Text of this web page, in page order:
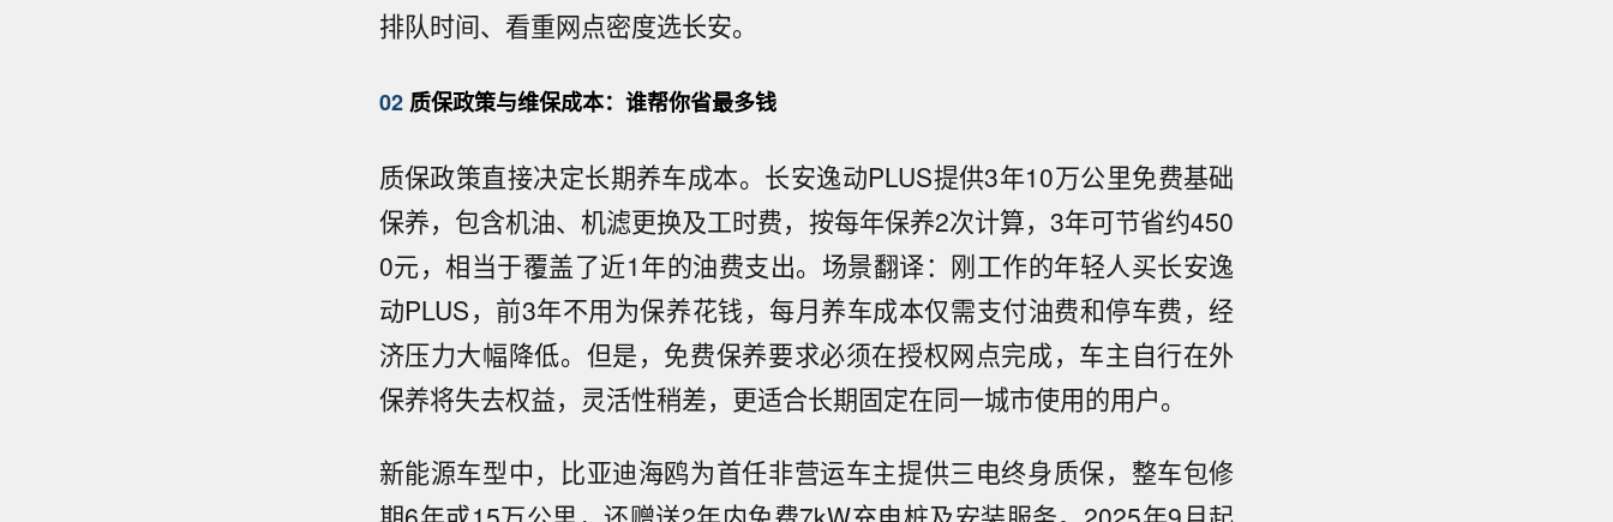
排队时间、看重网点密度选长安。
02质保政策与维保成本：谁帮你省最多钱
质保政策直接决定长期养车成本。长安逸动PLUS提供3年10万公里免费基础
保养，包含机油、机滤更换及工时费，按每年保养2次计算，3年可节省约450
0元，相当于覆盖了近1年的油费支出。场景翻译：刚工作的年轻人买长安逸
动PLUS，前3年不用为保养花钱，每月养车成本仅需支付油费和停车费，经
济压力大幅降低。但是，免费保养要求必须在授权网点完成，车主自行在外
保养将失去权益，灵活性稍差，更适合长期固定在同一城市使用的用户。
新能源车型中，比亚迪海鸥为首任非营运车主提供三电终身质保，整车包修